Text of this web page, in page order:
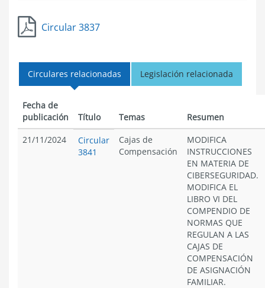
Circular 3837
Circulares relacionadas Legislación relacionada
Fecha de
publicación
Título Temas
Resumen
21/11/2024
Circular
3841
Cajas de
Compensación
MODIFICA
INSTRUCCIONES
EN MATERIA DE
CIBERSEGURIDAD.
MODIFICA EL
LIBRO VI DEL
COMPENDIO DE
NORMAS QUE
REGULAN A LAS
CAJAS DE
COMPENSACIÓN
DE ASIGNACIÓN
FAMILIAR.